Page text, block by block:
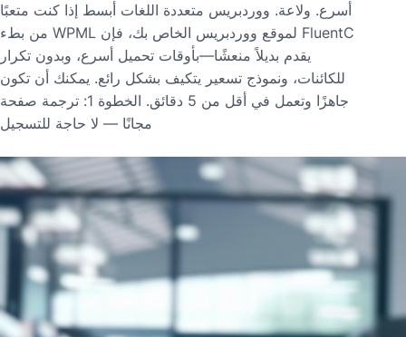
أسرع. ولاعة. ووردبريس متعددة اللغات أبسط إذا كنت متعبًا
من بطء WPML لموقع ووردبريس الخاص بك، فإن FluentC
يقدم بديلاً منعشًا—بأوقات تحميل أسرع، وبدون تكرار
للكائنات، ونموذج تسعير يتكيف بشكل رائع. يمكنك أن تكون
جاهزًا وتعمل في أقل من 5 دقائق. الخطوة 1: ترجمة صفحة
مجانًا — لا حاجة للتسجيل